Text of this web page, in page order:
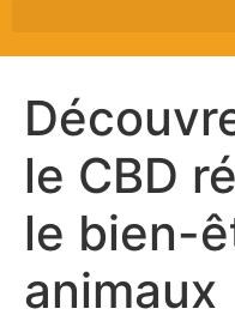
le CBD
le bien-
animaux